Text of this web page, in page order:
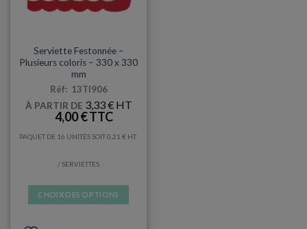
Serviette Festonnée –
Plusieurs coloris – 330 x 330
mm
Réf: 13TI906
À PARTIR DE 3,33€
4,00€
PAQUET DE 16 UNITÉS SOIT0,21 €
/ SERVIETTES
CHOIX DES OPTIONS